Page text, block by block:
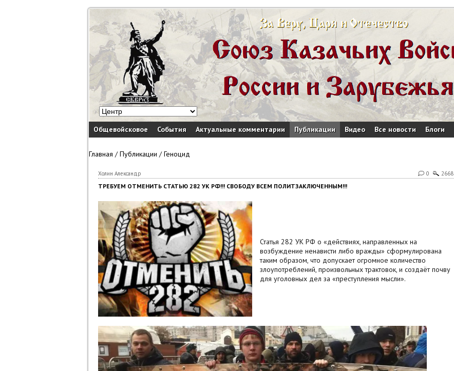
Общевойсковое События Актуальные комментарии Публикации Видео Все новости Блоги
Главная /Публикации /Геноцид
Холин Александр 0 2668
ТРЕБУЕМ ОТМЕНИТЬ СТАТЬЮ 282 УК РФ!!! СВОБОДУ ВСЕМ ПОЛИТЗАКЛЮЧЕННЫМ!!!
Статья 282 УК РФ о «действиях, направленных на
возбуждение ненависти либо вражды» сформулирована
таким образом, что допускает огромное количество
злоупотреблений, произвольных трактовок, и создаёт почву
для уголовных дел за «преступления мысли».